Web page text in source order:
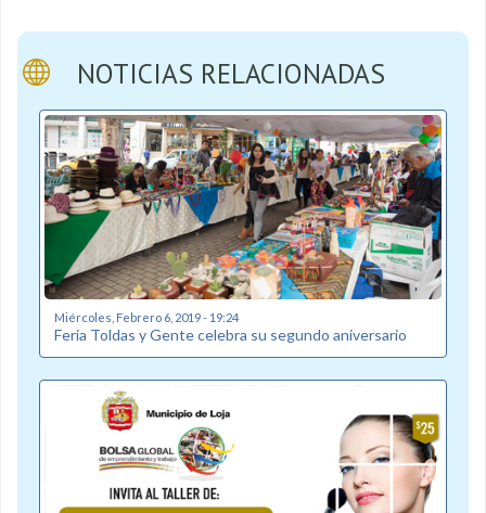
NOTICIAS RELACIONADAS
Miércoles, Febrero 6, 2019 - 19:24
Feria Toldas y Gente celebra su segundo aniversario